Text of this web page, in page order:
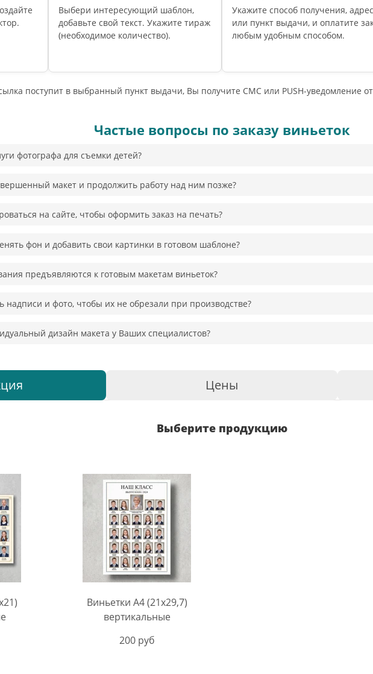
Выбери интересующий шаблон,
добавьте свой текст. Укажите тираж
(необходимое количество).
Укажите способ получения, адрес
или пункт выдачи, и оплатите
любым удобным способом.
поступит в выбранный пункт выдачи, Вы получите СМС или PUSH-уведомление
Частые вопросы по заказу виньеток
фотографа для съемки детей?
макет и продолжить работу над ним позже?
на сайте, чтобы оформить заказ на печать?
фон и добавить свои картинки в готовом шаблоне?
предъявляются к готовым макетам виньеток?
надписи и фото, чтобы их не обрезали при производстве?
дизайн макета у Ваших специалистов?
Цены
Выберите продукцию
Виньетки А4 (21х29,7)
вертикальные
200 руб